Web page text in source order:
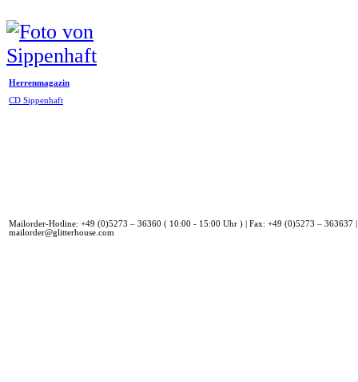
Herrenmagazin
CD Sippenhaft
Mailorder-Hotline: +49 (0)5273 – 36360 ( 10:00 - 15:00 Uhr ) | Fax: +49 (0)5273 – 363637
mailorder@glitterhouse.com